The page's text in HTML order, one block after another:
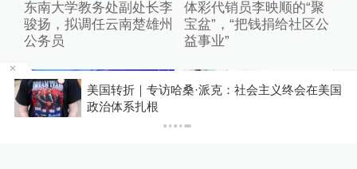
东南大学教务处副处长李
骏扬，拟调任云南楚雄州
公务员
体彩代销员李映顺的“聚
宝盆”，“把钱捐给社区公
益事业”
美国转折｜专访哈桑·派克：社会主义终会在美国
政治体系扎根